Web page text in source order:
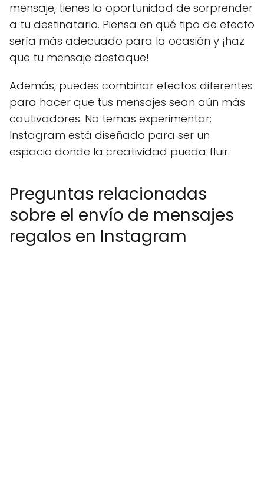
mensaje, tienes la oportunidad de sorprender
a tu destinatario. Piensa en qué tipo de efecto
sería más adecuado para la ocasión y ¡haz
que tu mensaje destaque!
Además, puedes combinar efectos diferentes
para hacer que tus mensajes sean aún más
cautivadores. No temas experimentar;
Instagram está diseñado para ser un
espacio donde la creatividad pueda fluir.
Preguntas relacionadas
sobre el envío de mensajes
regalos en Instagram